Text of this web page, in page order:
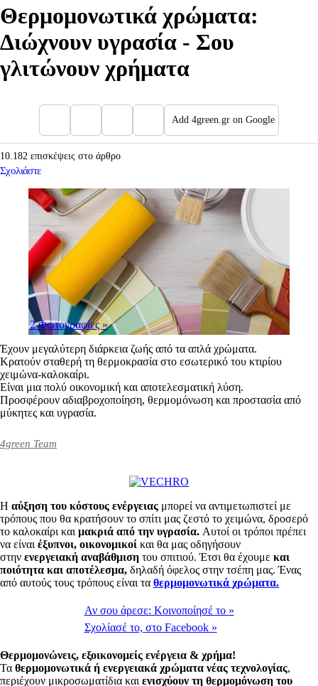
Θερμομονωτικά χρώματα:
Διώχνουν υγρασία - Σου
γλιτώνουν χρήματα
Add 4green.gr on Google
10.182 επισκέψεις στο άρθρο
Σχολιάστε
2 Φωτογραφίες»
Έχουν μεγαλύτερη διάρκεια ζωής από τα απλά χρώματα.
Κρατούν σταθερή τη θερμοκρασία στο εσωτερικό του κτιρίου
χειμώνα-καλοκαίρι.
Είναι μια πολύ οικονομική και αποτελεσματική λύση.
Προσφέρουν αδιαβροχοποίηση, θερμομόνωση και προστασία από
μύκητες και υγρασία.
4green Team
Η αύξηση του κόστους ενέργειας μπορεί να αντιμετωπιστεί με
τρόπους που θα κρατήσουν το σπίτι μας ζεστό το χειμώνα, δροσερό
το καλοκαίρι καιμακριά από την υγρασία. Αυτοί οι τρόποι πρέπει
να είναιέξυπνοι, οικονομικοί και θα μας οδηγήσουν
στην ενεργειακή αναβάθμιση του σπιτιού. Έτσι θα έχουμε και
ποιότητα και αποτέλεσμα, δηλαδή όφελος στην τσέπη μας. Ένας
από αυτούς τους τρόπους είναι τα θερμομονωτικά χρώματα.
Αν σου άρεσε: Κοινοποίησέ το »
Σχολίασέ το, στο Facebook »
Θερμομονώνεις, εξοικονομείς ενέργεια & χρήμα!
Τα θερμομονωτικά ή ενεργειακά χρώματα νέας τεχνολογίας,
περιέχουν μικροσωματίδια καιενισχύουν τη θερμομόνωση του